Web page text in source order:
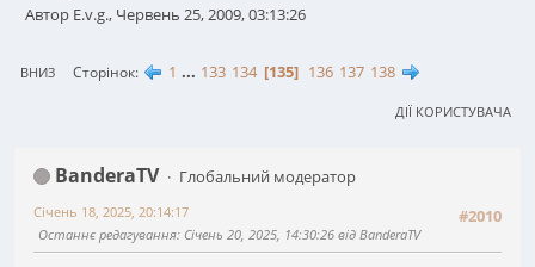
Автор E.v.g., Червень 25, 2009, 03:13:26
ВНИЗ Сторінок 1 ... 133 134 135 136 137 138
ДІЇ КОРИСТУВАЧА
BanderaTV
Глобальний модератор
#2010
Січень 18, 2025, 20:14:17
Останнє редагування: Січень 20, 2025, 14:30:26 від BanderaTV